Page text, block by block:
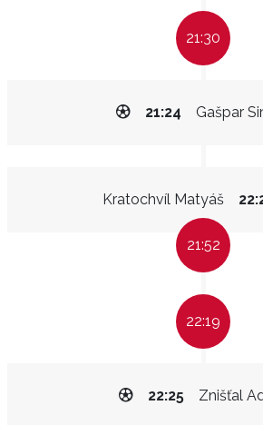
21:30
Gašpar
21:24
Kratochvíl Matyáš
21:52
22:19
Znišťal
22:25